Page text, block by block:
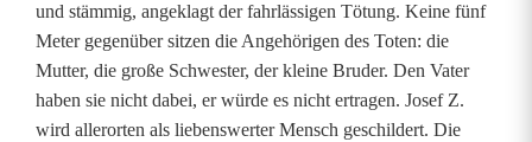
u
m
T
und stämmig, angeklagt der fahrlässigen Tötung. Keine fünf
Meter gegenüber sitzen die Angehörigen des Toten: die
Mutter, die große Schwester, der kleine Bruder. Den Vater
haben sie nicht dabei, er würde es nicht ertragen. Josef Z.
wird allerorten als liebenswerter Mensch geschildert. Die